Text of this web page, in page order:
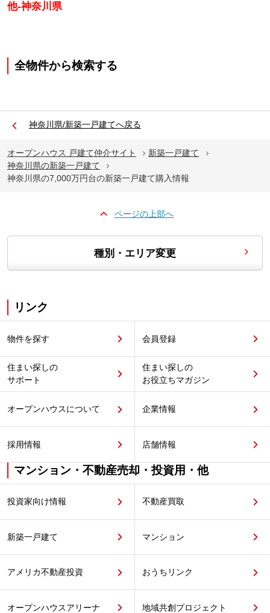
他-神奈川県
全物件から検索する
神奈川県/新築一戸建てへ戻る
オープンハウス 戸建て仲介サイト
新築一戸建て
神奈川県の新築一戸建て
神奈川県の7,000万円台の新築一戸建て購入情報
ページの上部へ
種別・エリア変更
リンク
物件を探す 会員登録
住まい探しの
サポート
住まい探しの
お役立ちマガジン
オープンハウスについて 企業情報
採用情報 店舗情報
マンション・不動産売却・投資用・他
投資家向け情報 不動産買取
新築一戸建て マンション
アメリカ不動産投資 おうちリンク
オープンハウスアリーナ 地域共創プロジェクト